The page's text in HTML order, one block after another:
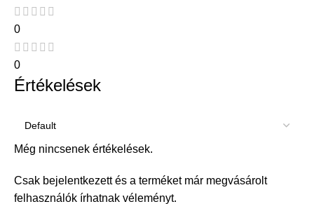
0
0
Értékelések
Még nincsenek értékelések.
Csak bejelentkezett és a terméket már megvásárolt
felhasználók írhatnak véleményt.